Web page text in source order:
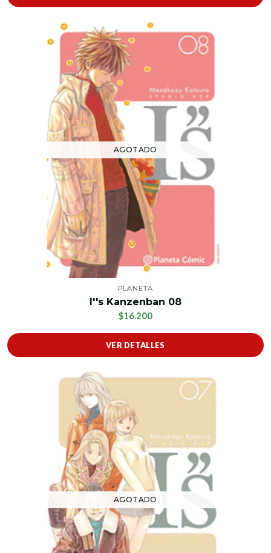
AGOTADO
PLANETA
I''s Kanzenban 08
$16.200
VER DETALLES
AGOTADO